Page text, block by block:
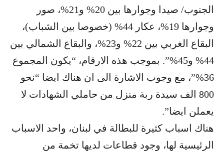
الجنوب/ صيدا وجوارها بين 20% و21%، صور
وجوارها 19%، عكار 44% (خصوصا بين الشباب)،
البقاع الغربي بين 22% و23%، والبقاع الشمالي بين
44% و45%”. بموجب هذه الارقام، “يكون المجموع
36%”، مع وجوب الاشارة الى ان هناك ايضا “نحو
800 الف سيدة ربة منزل من حاملي الشهادات لا
يعملن ايضا”.
هناك اسباب كثيرة للبطالة في لبنان، واحد الاسباب
الرئيسية لها، وجود قطاعات لديها تخمة من